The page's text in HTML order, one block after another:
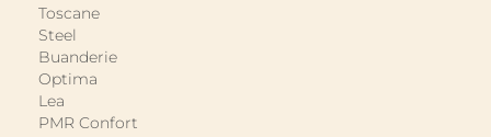
Toscane
Steel
Buanderie
Optima
Lea
PMR Confort